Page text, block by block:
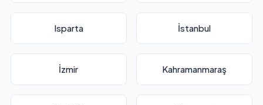
Isparta İstanbul
İzmir Kahramanmaraş